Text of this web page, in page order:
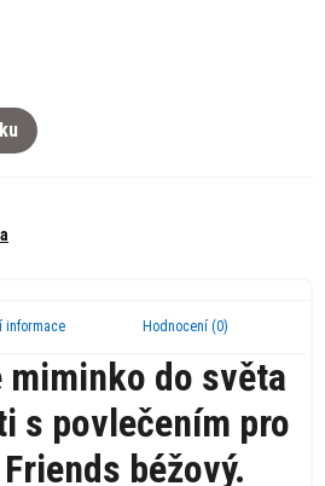
informace Hodnocení (0)
miminko do světa
s povlečením pro
béžový.